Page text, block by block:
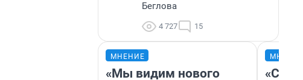
Беглова
4 727 15
МНЕНИЕ
«Мы видим нового